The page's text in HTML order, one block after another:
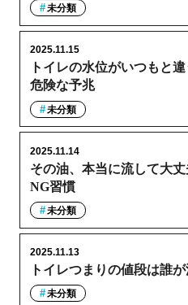
未分類
トイレの水位がいつもと
危険な予兆
2025.11.15
未分類
その油、本当に流して大
NG習慣
2025.11.14
未分類
トイレつまりの値段は誰
2025.11.13
未分類